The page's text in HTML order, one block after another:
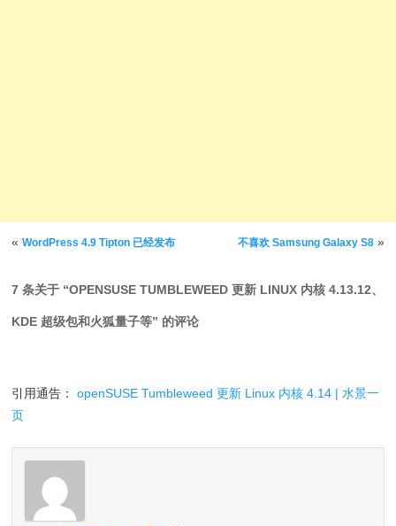
文章导航
«WordPress 4.9 Tipton 已经发布 不喜欢 Samsung Galaxy S8»
7 条关于 “OPENSUSE TUMBLEWEED 更新 LINUX 内核 4.13.12、
KDE 超级包和火狐量子等” 的评论
引用通告：openSUSE Tumbleweed 更新 Linux 内核 4.14 | 水景一
页